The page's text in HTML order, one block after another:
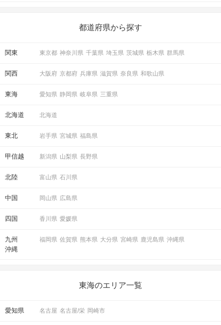
の楽しいことアイデアを集めました♪ いままさに楽しいことを探し
都道府県から探す
関東 東京都 神奈川県 千葉県 埼玉県 茨城県 栃木県 群馬県
関西 大阪府 京都府 兵庫県 滋賀県 奈良県 和歌山県
東海 愛知県 静岡県 岐阜県 三重県
北海道 北海道
東北 岩手県 宮城県 福島県
甲信越 新潟県 山梨県 長野県
北陸 富山県 石川県
中国 岡山県 広島県
四国 香川県 愛媛県
九州
沖縄
福岡県 佐賀県 熊本県 大分県 宮崎県 鹿児島県 沖縄県
東海のエリア一覧
愛知県 名古屋 名古屋/栄 岡崎市